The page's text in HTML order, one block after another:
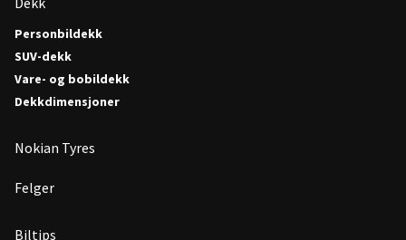
Personbildekk
SUV-dekk
Vare- og bobildekk
Dekkdimensjoner
Nokian Tyres
Felger
Biltips